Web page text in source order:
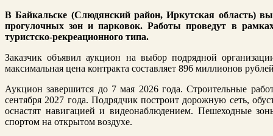
В Байкальске (Слюдянский район, Иркутская область)
прогулочных зон и парковок. Работы проведут в
туристско-рекреационного типа.
Заказчик объявил аукцион на выбор подрядной
максимальная цена контракта составляет 896 миллионов
Аукцион завершится до 7 мая 2026 года. Строительные
сентября 2027 года. Подрядчик построит дорожную сеть,
оснастят навигацией и видеонаблюдением. Пешеходные
спортом на открытом воздухе.